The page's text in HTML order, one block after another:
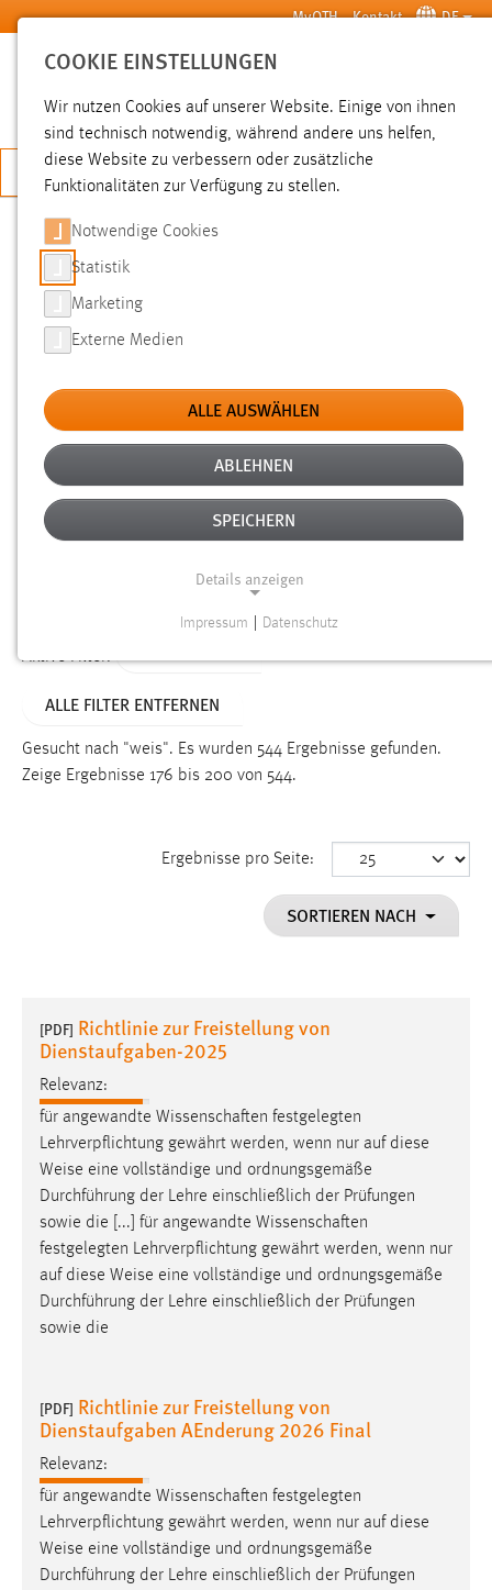
Zum Hauptinhalt springen MyOTH Kontakt DE
SUCHE
JETZT BEWERBEN
SUCHE
FILTER
Typ
Erstellungsdatum
Alter
Aktive Filter:
ALLE FILTER ENTFERNEN
Gesucht nach "weis". Es wurden 544 Ergebnisse gefunden.
Zeige Ergebnisse 176 bis 200 von 544.
Ergebnisse pro Seite:
SORTIEREN NACH
[PDF] Richtlinie zur Freistellung von
Dienstaufgaben-2025
Relevanz:
für angewandte Wissenschaften festgelegten
Lehrverpflichtung gewährt werden, wenn nur auf diese
Weise eine vollständige und ordnungsgemäße
Durchführung der Lehre einschließlich der Prüfungen
sowie die [...] für angewandte Wissenschaften
festgelegten Lehrverpflichtung gewährt werden, wenn nur
auf diese Weise eine vollständige und ordnungsgemäße
Durchführung der Lehre einschließlich der Prüfungen
sowie die
[PDF] Richtlinie zur Freistellung von
Dienstaufgaben AEnderung 2026 Final
Relevanz:
für angewandte Wissenschaften festgelegten
Lehrverpflichtung gewährt werden, wenn nur auf diese
Weise eine vollständige und ordnungsgemäße
Durchführung der Lehre einschließlich der Prüfungen
COOKIE EINSTELLUNGEN
Wir nutzen Cookies auf unserer Website. Einige von ihnen
sind technisch notwendig, während andere uns helfen,
diese Website zu verbessern oder zusätzliche
Funktionalitäten zur Verfügung zu stellen.
Notwendige Cookies
Statistik
Marketing
Externe Medien
ALLE AUSWÄHLEN
ABLEHNEN
SPEICHERN
Details anzeigen
Funktionen und sind für die einwandfreie Funktion der
Einverständnis
cookie_consent
Dieser Cookie speichert die ausgewählten Einverständnis-
Performance
Name:
staticfilecache
Zweck:
Für performante Seitenauslieferung wird in diesem Cookie
gespeichert, ob man eingeloggt ist.
Sprachpräferenz
Name:
Zweck:
Das Cookie speichert die gewählte Sprache der Website.
Cookie Laufzeit:
30 Tage
Chat
Impressum Datenschutz